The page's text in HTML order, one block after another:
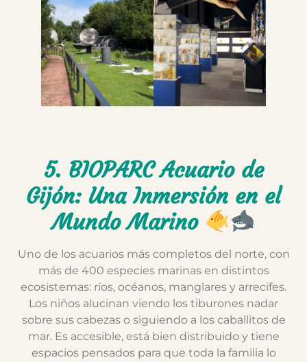
5. BIOPARC Acuario de
Gijón: Una Inmersión en el
Mundo Marino
Uno de los acuarios más completos del norte, con
más de 400 especies marinas en distintos
ecosistemas: ríos, océanos, manglares y arrecifes.
Los niños alucinan viendo los tiburones nadar
sobre sus cabezas o siguiendo a los caballitos de
mar. Es accesible, está bien distribuido y tiene
espacios pensados para que toda la familia lo